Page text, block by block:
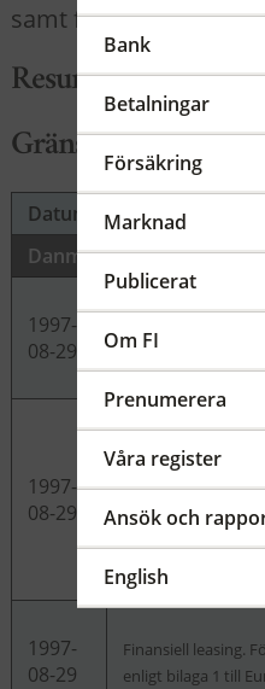
Bank
Betalningar
Försäkring
Marknad
Publicerat
Om FI
Prenumerera
Våra register
Ansök och
English
samt företag som
Resurs Bank
Gränsöverskridande
Datum
Tillstånd
Danmark
1997-
08-29
erkännande enligt
och rådets direktiv
1997-
08-29
Utlåning,
finansiering av
Föremål för
1997-
08-29
Finansiell leasing.
enligt bilaga 1 till